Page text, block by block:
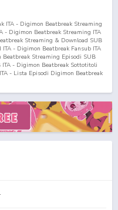
ITA - Digimon Beatbreak Streaming
- Digimon Beatbreak Streaming ITA
Streaming & Download SUB
- Digimon Beatbreak Fansub ITA
Streaming Episodi SUB
- Digimon Beatbreak Sottotitoli
- Lista Episodi Digimon Beatbreak